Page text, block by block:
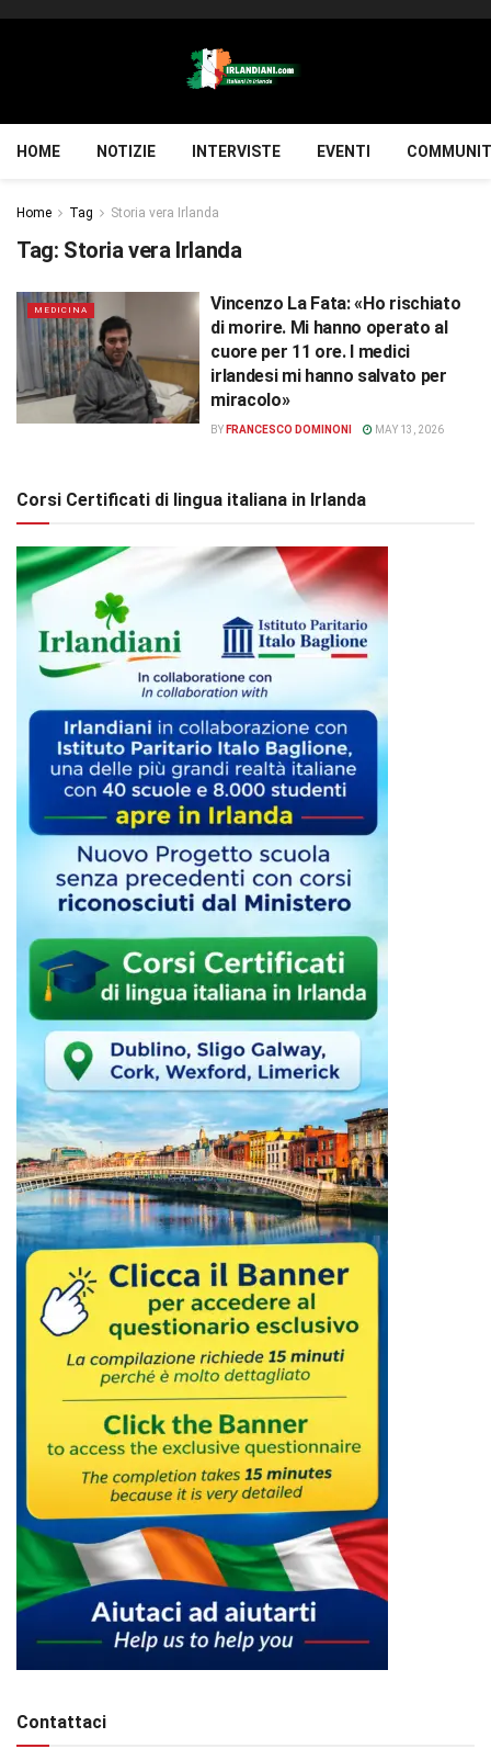
HOME NOTIZIE INTERVISTE EVENTI
Home Tag Storia vera Irlanda
Tag: Storia vera Irlanda
MEDICINA
Vincenzo La Fata: «Ho rischiato
di morire. Mi hanno operato al
cuore per 11 ore. I medici
irlandesi mi hanno salvato per
miracolo»
BY FRANCESCO DOMINONI MAY 13, 2026
Corsi Certificati di lingua italiana in Irlanda
Contattaci